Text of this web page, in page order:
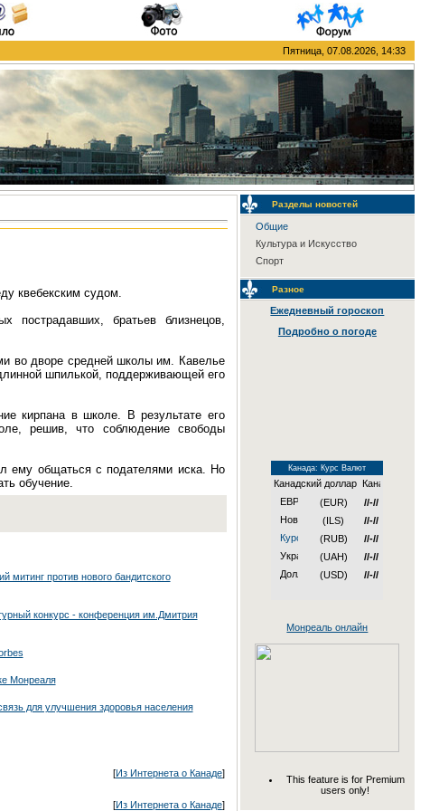
Пятница, 07.08.2026, 14:33
квебекским судом.
пострадавших, братьев близнецов,
во дворе средней школы им. Кавелье
шпилькой, поддерживающей его
кирпана в школе. В результате его
решив, что соблюдение свободы
ему общаться с подателями иска. Но
обучение.
митинг против нового бандитского
конкурс - конференция им.Дмитрия
Монреаля
для улучшения здоровья населения
[Из Интернета о Канаде]
[Из Интернета о Канаде]
Разделы новостей
Общие
Культура и Искусство
Спорт
Разное
Ежедневный гороскоп
Подробно о погоде
Канада: Курс Валют
Канадский доллар
(EUR)
//-//
(ILS)
//-//
(RUB)
//-//
(UAH)
//-//
(USD)
//-//
Монреаль онлайн
This feature is for Premium
users only!